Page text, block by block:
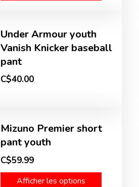
Under Armour youth
Vanish Knicker baseball
pant
C$40.00
Mizuno Premier short
pant youth
C$59.99
Afficher les options